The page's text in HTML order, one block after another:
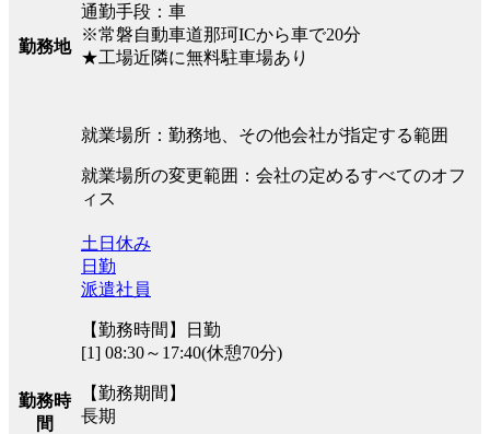
勤務地
通勤手段：車
※常磐自動車道那珂ICから車で20分
★工場近隣に無料駐車場あり
就業場所：勤務地、その他会社が指定する範囲
就業場所の変更範囲：会社の定めるすべてのオフ
ィス
勤務時
間
土日休み
日勤
派遣社員
【勤務時間】日勤
[1] 08:30～17:40(休憩70分)
【勤務期間】
長期